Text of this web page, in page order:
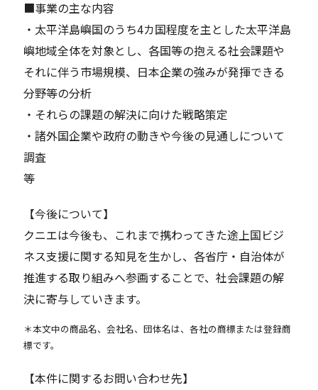
■事業の主な内容
・太平洋島嶼国のうち4カ国程度を主とした太平洋島
嶼地域全体を対象とし、各国等の抱える社会課題や
それに伴う市場規模、日本企業の強みが発揮できる
分野等の分析
・それらの課題の解決に向けた戦略策定
・諸外国企業や政府の動きや今後の見通しについて
調査
等
【今後について】
クニエは今後も、これまで携わってきた途上国ビジ
ネス支援に関する知見を生かし、各省庁・自治体が
推進する取り組みへ参画することで、社会課題の解
決に寄与していきます。
＊本文中の商品名、会社名、団体名は、各社の商標または登録商
標です。
【本件に関するお問い合わせ先】